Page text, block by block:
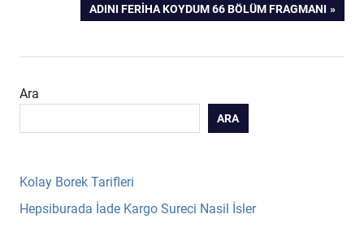
gezinmesi
NEXT
POST:
ADINI FERIHA KOYDUM 66 BÖLÜM FRAGMANI
Ara
ARA
Kolay Borek Tarifleri
Hepsiburada İade Kargo Sureci Nasil İsler